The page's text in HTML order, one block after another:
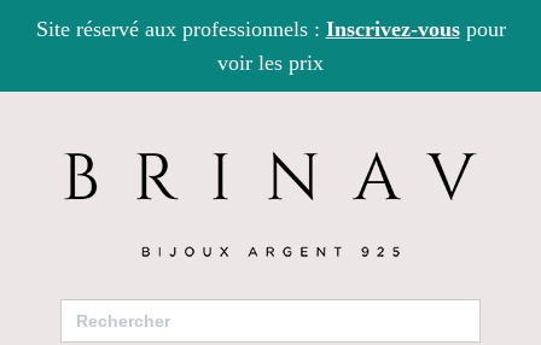
Site réservé aux professionnels : Inscrivez-vouspour
voir les prix
Search
for: